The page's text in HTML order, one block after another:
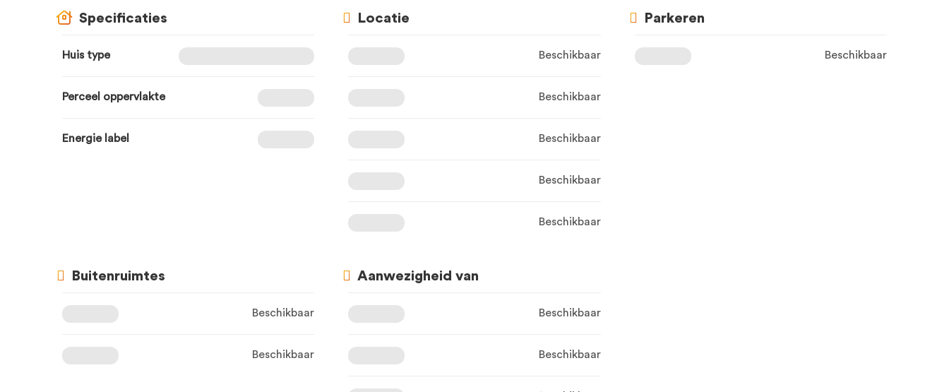
Specificaties
Huis type
Perceel oppervlakte
Energie label
Locatie
Beschikbaar
Beschikbaar
Beschikbaar
Beschikbaar
Beschikbaar
Parkeren
Beschikbaar
Buitenruimtes
Beschikbaar
Beschikbaar
Aanwezigheid van
Beschikbaar
Beschikbaar